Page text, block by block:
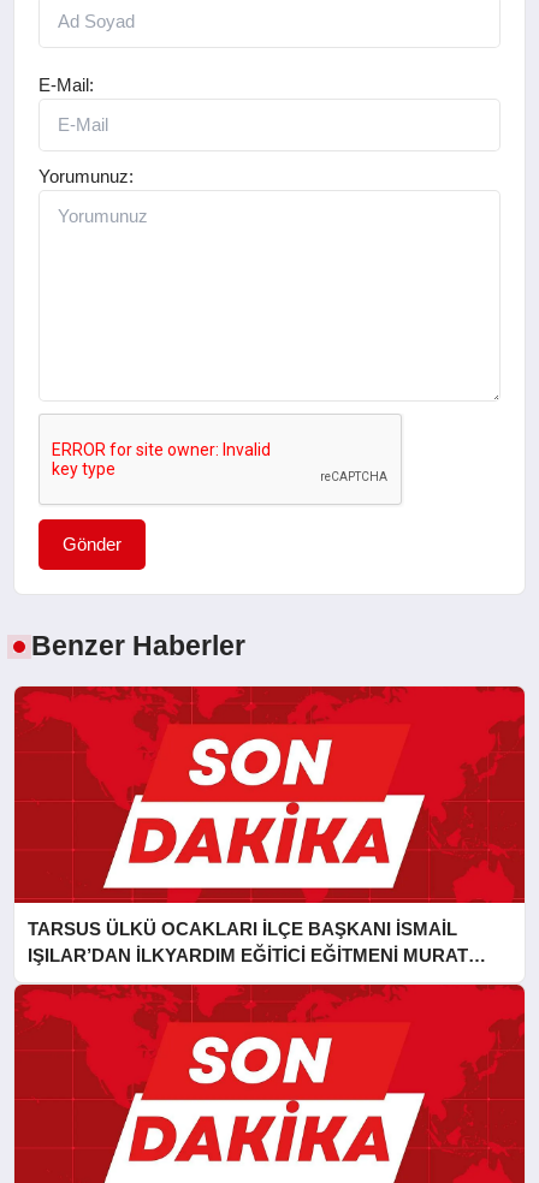
E-Mail:
Yorumunuz:
Gönder
Benzer Haberler
TARSUS ÜLKÜ OCAKLARI İLÇE BAŞKANI İSMAİL
IŞILAR’DAN İLKYARDIM EĞİTİCİ EĞİTMENİ MURAT
CAN FİDAN’A ZİYARET